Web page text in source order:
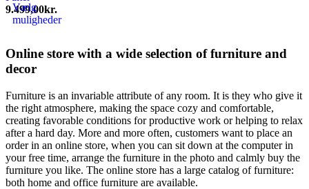
Vælg
muligheder
har
flere
Mulighederne
kan
vælges
på
varesiden
9.499,00kr.
Online store with a wide selection of furniture and
decor
Furniture is an invariable attribute of any room. It is they who give it
the right atmosphere, making the space cozy and comfortable,
creating favorable conditions for productive work or helping to relax
after a hard day. More and more often, customers want to place an
order in an online store, when you can sit down at the computer in
your free time, arrange the furniture in the photo and calmly buy the
furniture you like. The online store has a large catalog of furniture:
both home and office furniture are available.